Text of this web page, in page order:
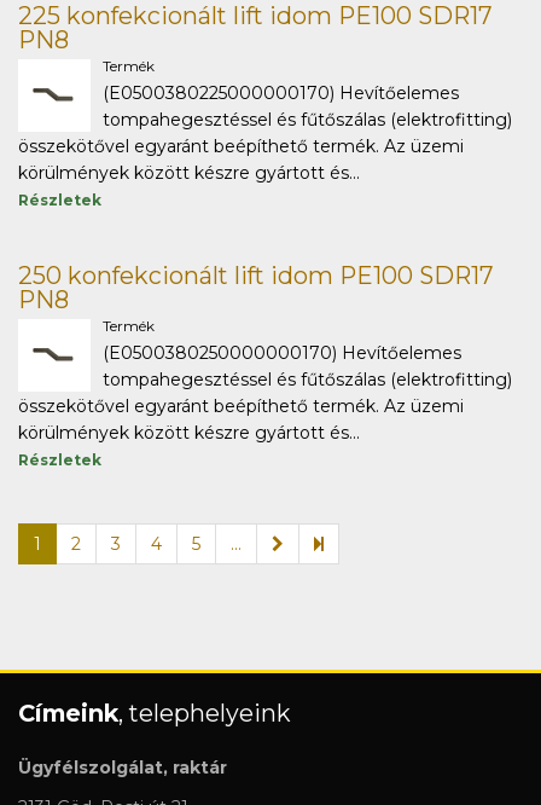
225 konfekcionált lift idom PE100 SDR17
PN8
Termék
(E0500380225000000170) Hevítőelemes
tompahegesztéssel és fűtőszálas (elektrofitting)
összekötővel egyaránt beépíthető termék. Az üzemi
körülmények között készre gyártott és...
Részletek
250 konfekcionált lift idom PE100 SDR17
PN8
Termék
(E0500380250000000170) Hevítőelemes
tompahegesztéssel és fűtőszálas (elektrofitting)
összekötővel egyaránt beépíthető termék. Az üzemi
körülmények között készre gyártott és...
Részletek
1 2 3 4 5 ...
Címeink, telephelyeink
Ügyfélszolgálat, raktár